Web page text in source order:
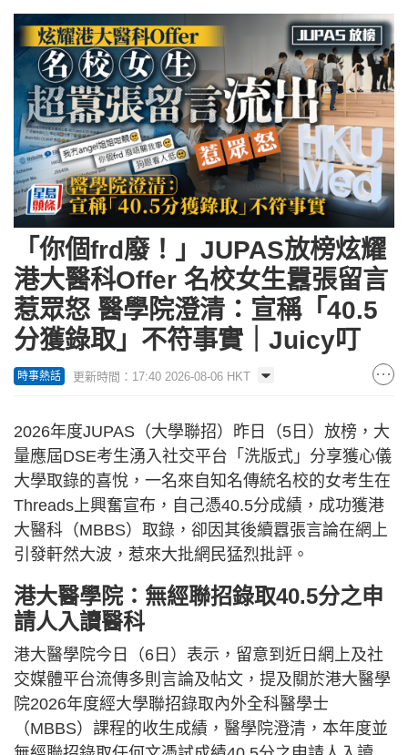
「你個frd廢！」JUPAS放榜炫耀
港大醫科Offer 名校女生囂張留言
惹眾怒 醫學院澄清：宣稱「40.5
分獲錄取」不符事實｜Juicy叮
時事熱話 更新時間：17:40 2026-08-06 HKT
2026年度JUPAS（大學聯招）昨日（5日）放榜，大
量應屆DSE考生湧入社交平台「洗版式」分享獲心儀
大學取錄的喜悅，一名來自知名傳統名校的女考生在
Threads上興奮宣布，自己憑40.5分成績，成功獲港
大醫科（MBBS）取錄，卻因其後續囂張言論在網上
引發軒然大波，惹來大批網民猛烈批評。
港大醫學院：無經聯招錄取40.5分之申
請人入讀醫科
港大醫學院今日（6日）表示，留意到近日網上及社
交媒體平台流傳多則言論及帖文，提及關於港大醫學
院2026年度經大學聯招錄取內外全科醫學士
（MBBS）課程的收生成績，醫學院澄清，本年度並